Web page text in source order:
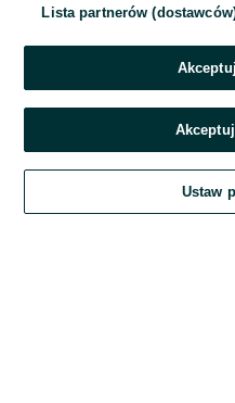
Kontynuując za pośrednictwem
Lista partnerów
Ustaw